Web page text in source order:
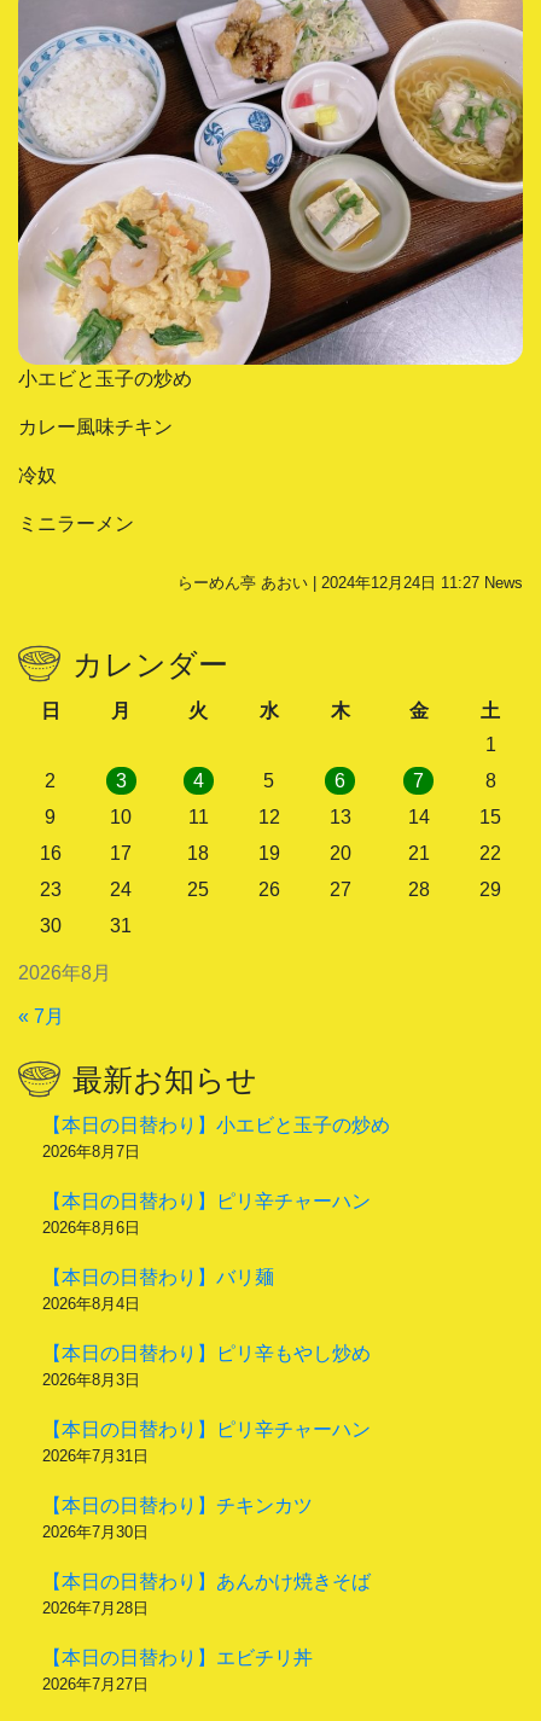
小エビと玉子の炒め
カレー風味チキン
冷奴
ミニラーメン
らーめん亭 あおい | 2024年12月24日 11:27 News
カレンダー
2026年8月
日 月 火 水 木 金
土
1
2
3 4 5 6 7
8
9
10 11 12 13 14
15
16
17 18 19 20 21
22
23
24 25 26 27 28
29
30
31
« 7月
最新お知らせ
【本日の日替わり】小エビと玉子の炒め
2026年8月7日
【本日の日替わり】ピリ辛チャーハン
2026年8月6日
【本日の日替わり】バリ麺
2026年8月4日
【本日の日替わり】ピリ辛もやし炒め
2026年8月3日
【本日の日替わり】ピリ辛チャーハン
2026年7月31日
【本日の日替わり】チキンカツ
2026年7月30日
【本日の日替わり】あんかけ焼きそば
2026年7月28日
【本日の日替わり】エビチリ丼
2026年7月27日